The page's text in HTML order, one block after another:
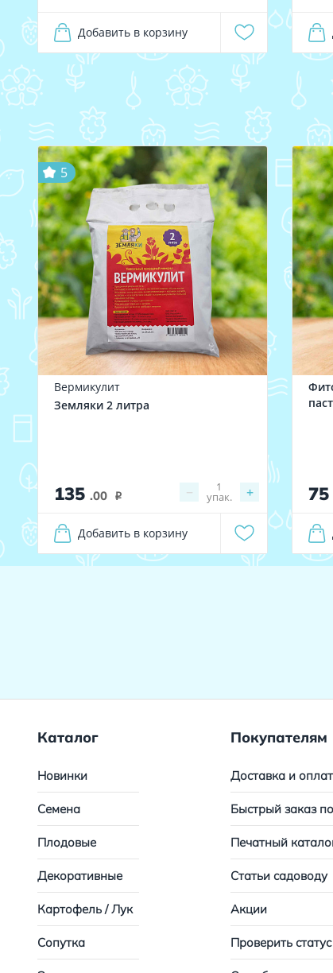
Добавить в корзину
5
Вермикулит
Земляки 2 литра
135 .00 i − +
1
упак.
Добавить в корзину
75
Каталог
Новинки
Семена
Плодовые
Декоративные
Картофель / Лук
Сопутка
Покупателям
Доставка и
Быстрый заказ
Печатный
Статьи садоводу
Акции
Проверить